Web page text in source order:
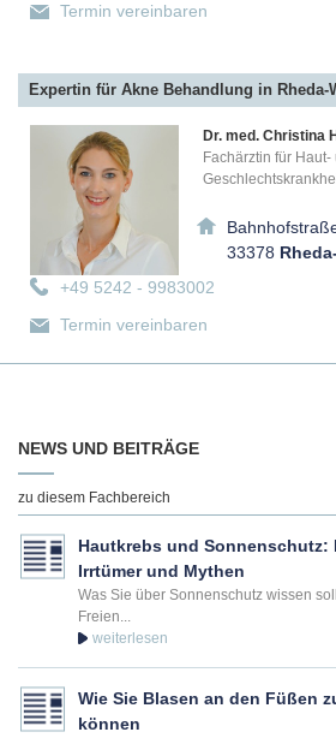
Termin vereinbaren
Expertin für Akne Behandlung in Rheda-
Dr. med. Christina
Fachärztin für Haut-
33378
+49 5242 - 9983002
Termin vereinbaren
Andreas-
6020
+43 512 368 645
Termin vereinbaren
Expertin für Akne Behandlung in
NEWS UND BEITRÄGE
zu diesem Fachbereich
Hautkrebs und Sonnenschutz:
Irrtümer und Mythen
Was Sie über Sonnenschutz wissen
Freien...
Wie Sie Blasen an den Füßen
können